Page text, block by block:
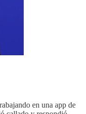
en una app de